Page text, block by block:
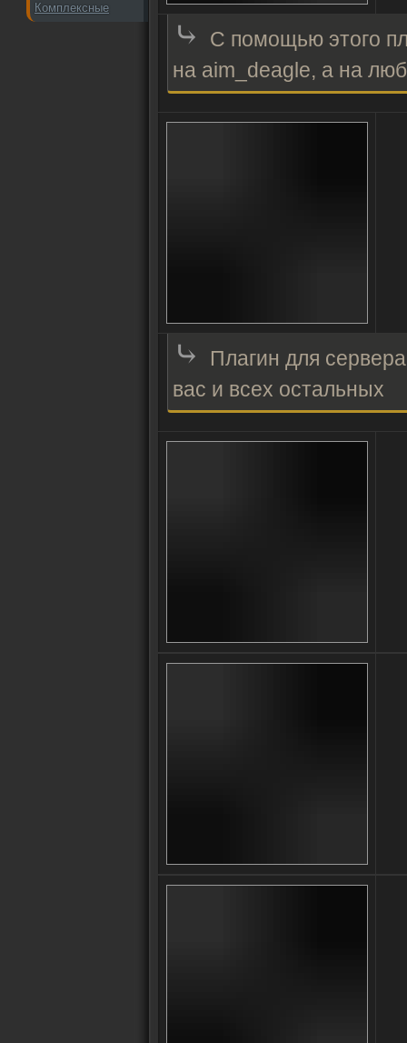
Комплексные
⤷
С помощью этого
на aim_deagle, а на
⤷
Плагин для
вас и всех остальных